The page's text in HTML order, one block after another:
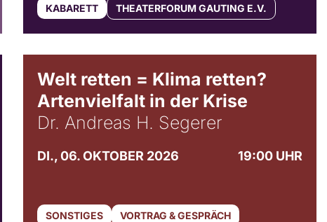
KABARETT THEATERFORUM GAUTING E.V.
Welt retten = Klima retten?
Artenvielfalt in der Krise
Dr. Andreas H. Segerer
DI., 06. OKTOBER 2026 19:00 UHR
SONSTIGES
VORTRAG & GESPRÄCH